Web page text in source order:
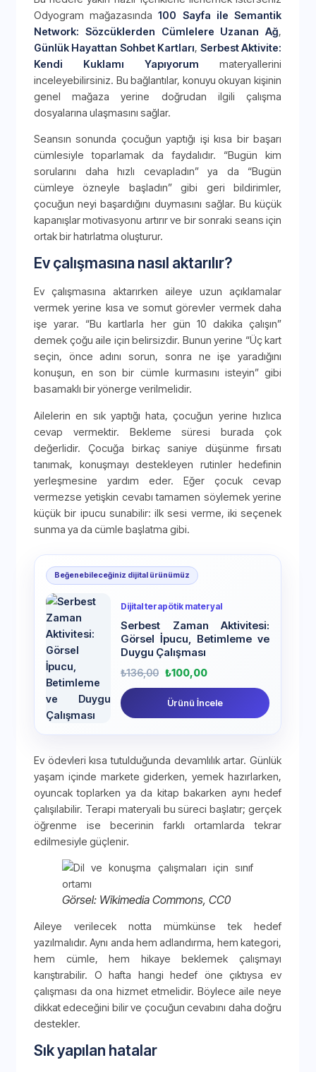
Odyogram mağazasında100 Sayfa ile Semantik
Network: Sözcüklerden Cümlelere Uzanan Ağ,
Günlük Hayattan Sohbet Kartları, Serbest Aktivite:
Kendi Kuklamı Yapıyorum materyallerini
inceleyebilirsiniz. Bu bağlantılar, konuyu okuyan kişinin
genel mağaza yerine doğrudan ilgili çalışma
dosyalarına ulaşmasını sağlar.
Seansın sonunda çocuğun yaptığı işi kısa bir başarı
cümlesiyle toparlamak da faydalıdır. “Bugün kim
sorularını daha hızlı cevapladın” ya da “Bugün
cümleye özneyle başladın” gibi geri bildirimler,
çocuğun neyi başardığını duymasını sağlar. Bu küçük
kapanışlar motivasyonu artırır ve bir sonraki seans için
ortak bir hatırlatma oluşturur.
Ev çalışmasına nasıl aktarılır?
Ev çalışmasına aktarırken aileye uzun açıklamalar
vermek yerine kısa ve somut görevler vermek daha
işe yarar. “Bu kartlarla her gün 10 dakika çalışın”
demek çoğu aile için belirsizdir. Bunun yerine “Üç kart
seçin, önce adını sorun, sonra ne işe yaradığını
konuşun, en son bir cümle kurmasını isteyin” gibi
basamaklı bir yönerge verilmelidir.
Ailelerin en sık yaptığı hata, çocuğun yerine hızlıca
cevap vermektir. Bekleme süresi burada çok
değerlidir. Çocuğa birkaç saniye düşünme fırsatı
tanımak, konuşmayı destekleyen rutinler hedefinin
yerleşmesine yardım eder. Eğer çocuk cevap
vermezse yetişkin cevabı tamamen söylemek yerine
küçük bir ipucu sunabilir: ilk sesi verme, iki seçenek
sunma ya da cümle başlatma gibi.
Beğenebileceğiniz dijital ürünümüz
Dijital terapötik materyal
Serbest Zaman Aktivitesi:
Görsel İpucu, Betimleme ve
Duygu Çalışması
₺136,00 ₺100,00
Ürünü İncele
Ev ödevleri kısa tutulduğunda devamlılık artar. Günlük
yaşam içinde markete giderken, yemek hazırlarken,
oyuncak toplarken ya da kitap bakarken aynı hedef
çalışılabilir. Terapi materyali bu süreci başlatır; gerçek
öğrenme ise becerinin farklı ortamlarda tekrar
edilmesiyle güçlenir.
Görsel: Wikimedia Commons, CC0
Aileye verilecek notta mümkünse tek hedef
yazılmalıdır. Aynı anda hem adlandırma, hem kategori,
hem cümle, hem hikaye beklemek çalışmayı
karıştırabilir. O hafta hangi hedef öne çıktıysa ev
çalışması da ona hizmet etmelidir. Böylece aile neye
dikkat edeceğini bilir ve çocuğun cevabını daha doğru
destekler.
Sık yapılan hatalar